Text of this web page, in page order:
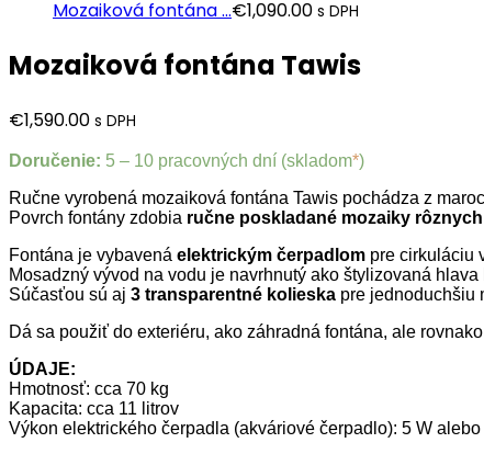
Mozaiková fontána ...€1,090.00 s DPH
Mozaiková fontána Tawis
€1,590.00 s DPH
Doručenie: 5 – 10 pracovných dní (skladom*)
Ručne vyrobená mozaiková fontána Tawis pochádza z
Povrch fontány zdobia ručne poskladané mozaiky
Fontána je vybavená elektrickým čerpadlom pre cirkuláciu
Mosadzný vývod na vodu je navrhnutý ako štylizovaná hlava
Súčasťou sú aj 3 transparentné kolieska pre jednoduchšiu
Dá sa použiť do exteriéru, ako záhradná fontána, ale
ÚDAJE:
Hmotnosť: cca 70 kg
Kapacita: cca 11 litrov
Výkon elektrického čerpadla (akváriové čerpadlo): 5 W alebo